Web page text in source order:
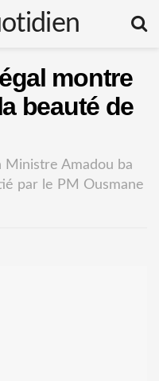
montre
beauté de
Ministre Amadou ba
par le PM Ousmane